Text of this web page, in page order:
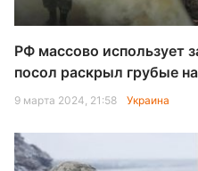
РФ массово использует
посол раскрыл грубые
9 марта 2024, 21:58 Украина